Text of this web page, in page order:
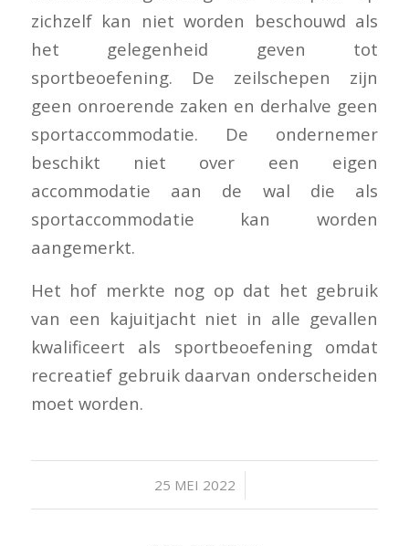
zichzelf kan niet worden beschouwd als
het gelegenheid geven tot
sportbeoefening. De zeilschepen zijn
geen onroerende zaken en derhalve geen
sportaccommodatie. De ondernemer
beschikt niet over een eigen
accommodatie aan de wal die als
sportaccommodatie kan worden
aangemerkt.
Het hof merkte nog op dat het gebruik
van een kajuitjacht niet in alle gevallen
kwalificeert als sportbeoefening omdat
recreatief gebruik daarvan onderscheiden
moet worden.
25 MEI 2022
/